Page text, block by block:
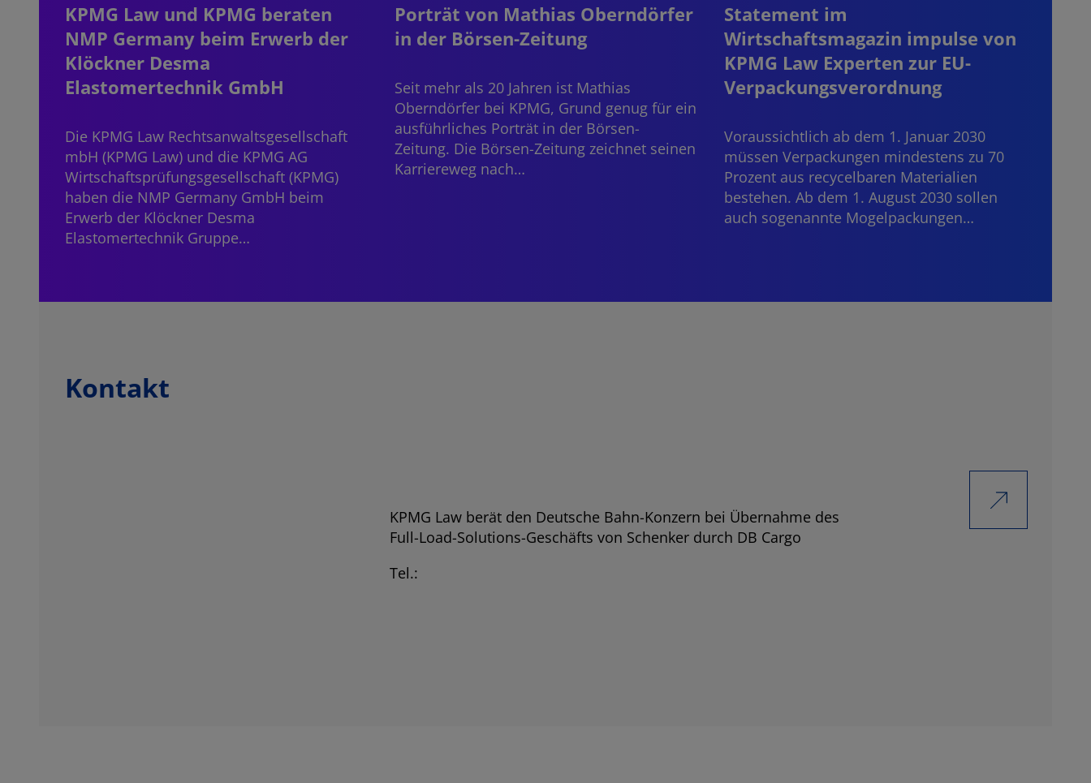
KPMG Law und KPMG beraten
NMP Germany beim Erwerb der
Klöckner Desma
Elastomertechnik GmbH
Die KPMG Law Rechtsanwaltsgesellschaft
mbH (KPMG Law) und die KPMG AG
Wirtschaftsprüfungsgesellschaft (KPMG)
haben die NMP Germany GmbH beim
Erwerb der Klöckner Desma
Elastomertechnik Gruppe…
Porträt von Mathias Oberndörfer
in der Börsen-Zeitung
Seit mehr als 20 Jahren ist Mathias
Oberndörfer bei KPMG, Grund genug für ein
ausführliches Porträt in der Börsen-
Zeitung. Die Börsen-Zeitung zeichnet seinen
Karriereweg nach…
Statement im
Wirtschaftsmagazin impulse von
KPMG Law Experten zur EU-
Verpackungsverordnung
Voraussichtlich ab dem 1. Januar 2030
müssen Verpackungen mindestens zu 70
Prozent aus recycelbaren Materialien
bestehen. Ab dem 1. August 2030 sollen
auch sogenannte Mogelpackungen…
Kontakt
KPMG Law berät den Deutsche Bahn-Konzern bei Übernahme des
Full-Load-Solutions-Geschäfts von Schenker durch DB Cargo
Tel.: